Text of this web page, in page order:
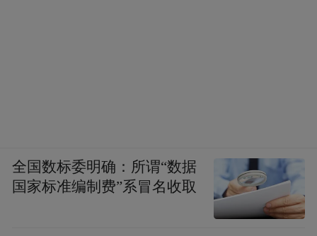
等以主办方发布为准。）
来源：长春文旅
全国数标委明确：所谓“数据
国家标准编制费”系冒名收取